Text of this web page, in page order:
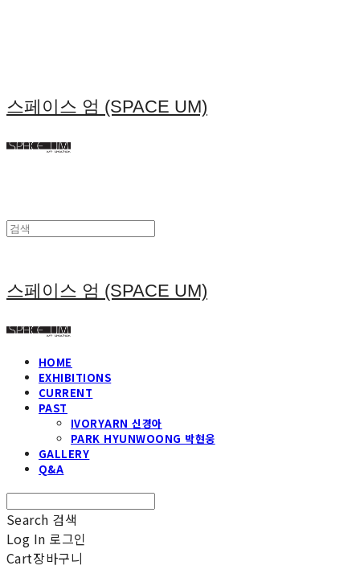
스페이스 엄 (SPACE UM)
스페이스 엄 (SPACE UM)
HOME
EXHIBITIONS
CURRENT
PAST
IVORYARN 신경아
PARK HYUNWOONG 박현웅
GALLERY
Q&A
Search 검색
Log In 로그인
Cart장바구니